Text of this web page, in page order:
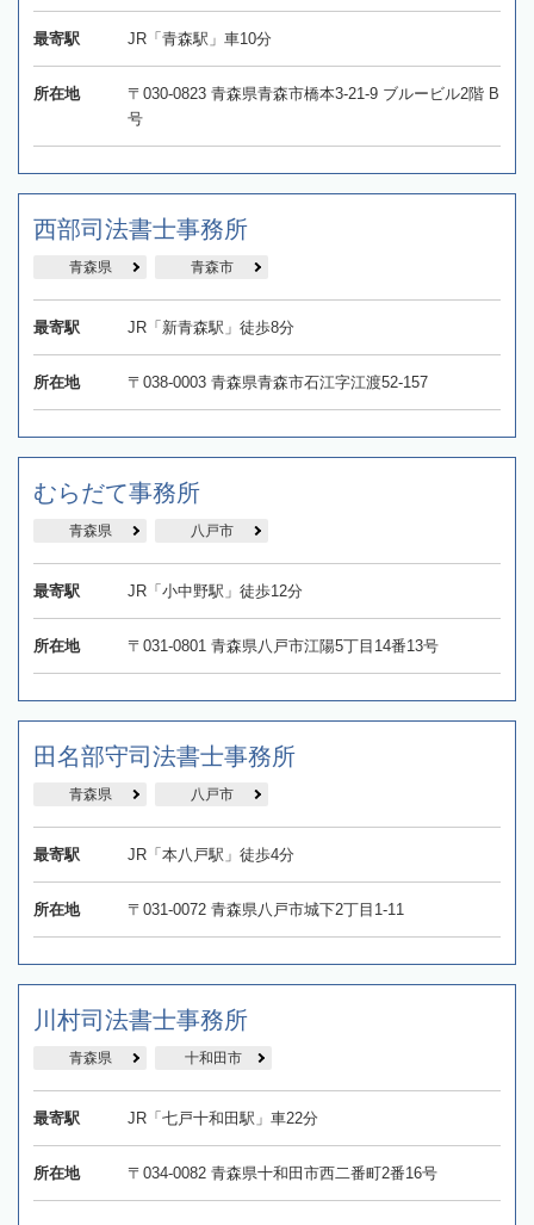
最寄駅 JR「青森駅」車10分
所在地
〒030-0823 青森県青森市橋本3-21-9 ブルービル2階 B
号
西部司法書士事務所
青森県 青森市
最寄駅 JR「新青森駅」徒歩8分
所在地 〒038-0003 青森県青森市石江字江渡52-157
むらだて事務所
青森県 八戸市
最寄駅 JR「小中野駅」徒歩12分
所在地 〒031-0801 青森県八戸市江陽5丁目14番13号
田名部守司法書士事務所
青森県 八戸市
最寄駅 JR「本八戸駅」徒歩4分
所在地 〒031-0072 青森県八戸市城下2丁目1-11
川村司法書士事務所
青森県 十和田市
最寄駅 JR「七戸十和田駅」車22分
所在地 〒034-0082 青森県十和田市西二番町2番16号